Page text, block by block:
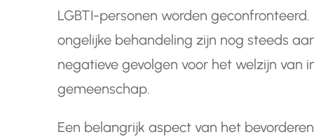
LGBTI-personen worden
ongelijke behandeling zijn nog steeds
negatieve gevolgen voor het welzijn van
gemeenschap.
Een belangrijk aspect van het